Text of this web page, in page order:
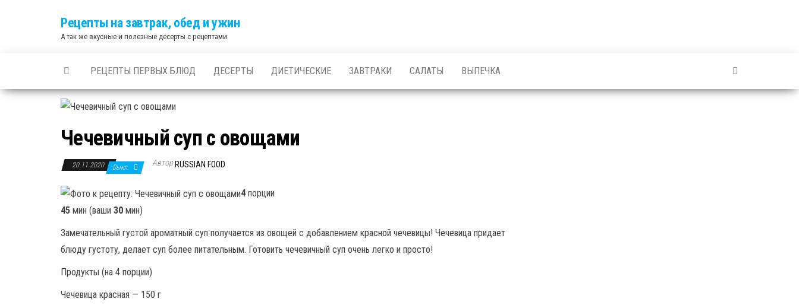
Рецепты на завтрак, обед и ужин
А так же вкусные и полезные десерты с рецептами
РЕЦЕПТЫ ПЕРВЫХ БЛЮД ДЕСЕРТЫ ДИЕТИЧЕСКИЕ ЗАВТРАКИ САЛАТЫ ВЫПЕЧКА
Чечевичный суп с овощами
20.11.2020 Выкл. Автор RUSSIAN FOOD
4порции
45 мин (ваши 30 мин)
Замечательный густой ароматный суп получается из овощей с добавлением красной чечевицы! Чечевица придает
блюду густоту, делает суп более питательным. Готовить чечевичный суп очень легко и просто!
Продукты (на 4 порции)
Чечевица красная — 150 г